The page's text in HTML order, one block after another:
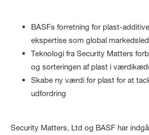
BASFs forretning for plast-
ekspertise som global
Teknologi fra Security Matters
og sorteringen af plast i
Skabe ny værdi for plast for at
udfordring
Security Matters, Ltd og BASF har